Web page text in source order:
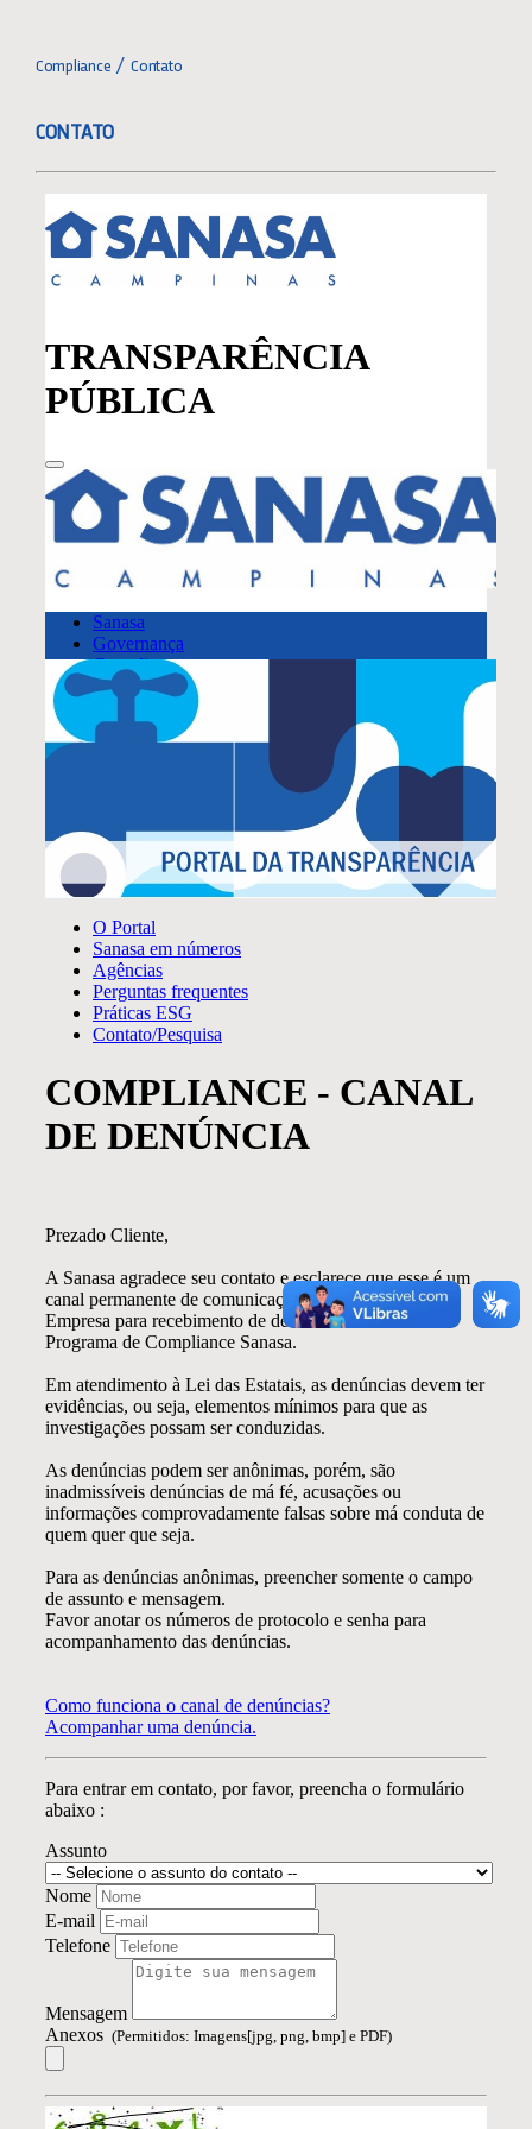
Toggle
Navigation
COMPLIANCE
AVALIAÇÃO
ACOMPANHAMENTO
CONTATO
Compliance Contato
CONTATO